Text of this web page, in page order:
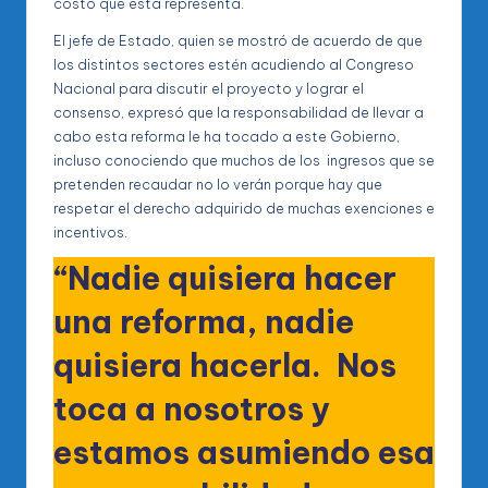
El jefe de Estado, quien se mostró de acuerdo de que
los distintos sectores estén acudiendo al Congreso
Nacional para discutir el proyecto y lograr el
consenso, expresó que la responsabilidad de llevar a
cabo esta reforma le ha tocado a este Gobierno,
incluso conociendo que muchos de los ingresos que se
pretenden recaudar no lo verán porque hay que
respetar el derecho adquirido de muchas exenciones e
incentivos.
“Nadie quisiera hacer
una reforma, nadie
quisiera hacerla. Nos
toca a nosotros y
estamos asumiendo esa